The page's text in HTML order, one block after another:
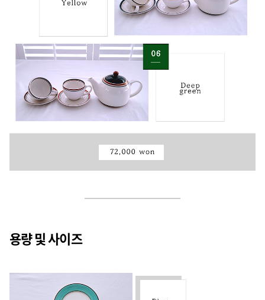
용량 및 사이즈